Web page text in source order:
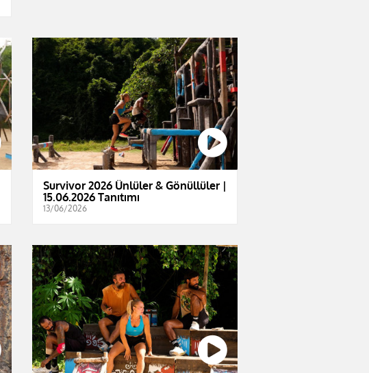
Survivor 2026 Ünlüler & Gönüllüler |
15.06.2026 Tanıtımı
13/06/2026